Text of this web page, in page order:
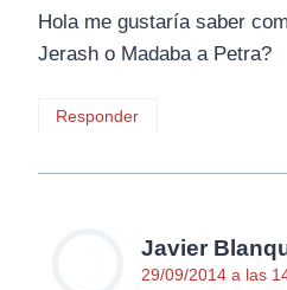
Hola me gustaría saber
Jerash o Madaba a Petra?
Responder
Javier
29/09/2014 a las